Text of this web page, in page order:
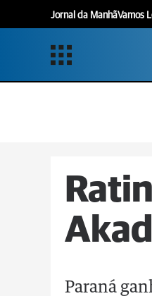
Jornal da ManhãVamos
Paraná